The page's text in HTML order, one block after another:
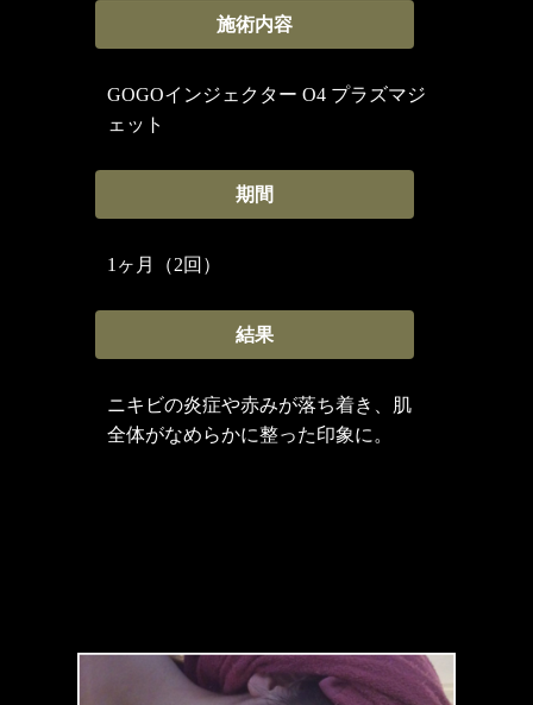
施術内容
GOGOインジェクター O4 プラズマジ
ェット
期間
1ヶ月（2回）
結果
ニキビの炎症や赤みが落ち着き、肌
全体がなめらかに整った印象に。